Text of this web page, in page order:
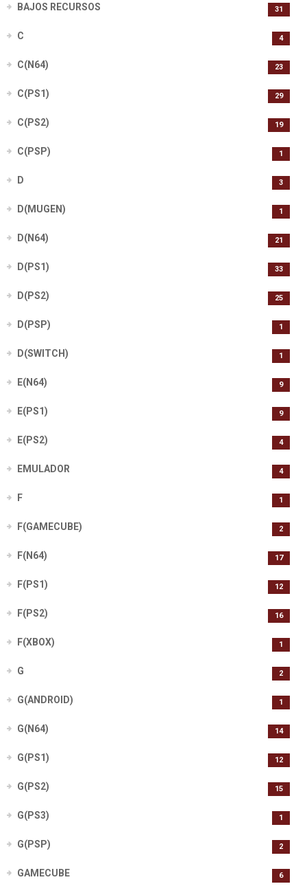
BAJOS RECURSOS 31
C 4
C(N64) 23
C(PS1) 29
C(PS2) 19
C(PSP) 1
D 3
D(MUGEN) 1
D(N64) 21
D(PS1) 33
D(PS2) 25
D(PSP) 1
D(SWITCH) 1
E(N64) 9
E(PS1) 9
E(PS2) 4
EMULADOR 4
F 1
F(GAMECUBE) 2
F(N64) 17
F(PS1) 12
F(PS2) 16
F(XBOX) 1
G 2
G(ANDROID) 1
G(N64) 14
G(PS1) 12
G(PS2) 15
G(PS3) 1
G(PSP) 2
GAMECUBE 6